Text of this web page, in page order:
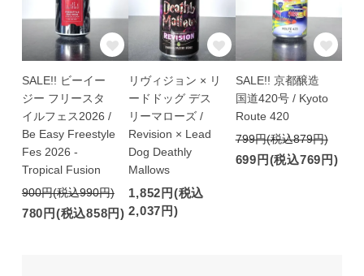
SALE!! ビーイー
ジー フリースタ
イルフェス2026 /
Be Easy Freestyle
Fes 2026 -
Tropical Fusion
900円(税込990円)
780円(税込858円)
リヴィジョン × リ
ードドッグ デス
リーマローズ /
Revision × Lead
Dog Deathly
Mallows
1,852円(税込
2,037円)
SALE!! 京都醸造
国道420号 / Kyoto
Route 420
799円(税込879円)
699円(税込769円)